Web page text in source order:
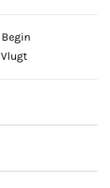
Begin